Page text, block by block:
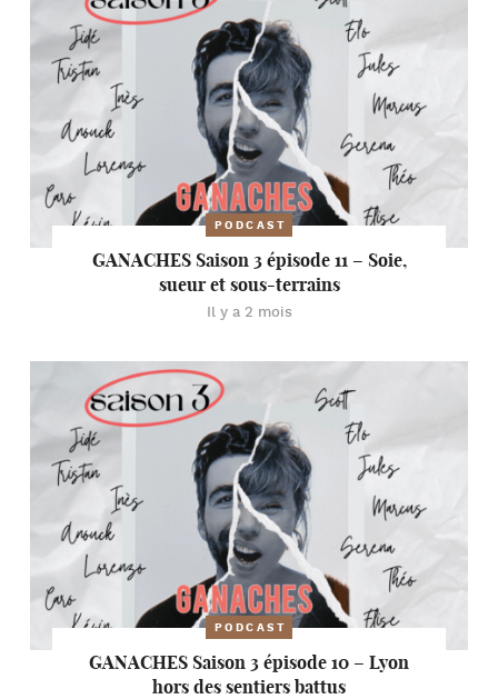
PODCAST
GANACHES Saison 3 épisode 11 – Soie,
sueur et sous-terrains
Il y a 2 mois
PODCAST
GANACHES Saison 3 épisode 10 – Lyon
hors des sentiers battus